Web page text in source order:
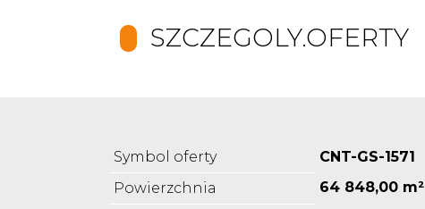
SZCZEGOLY.OFERTY
Symbol oferty
CNT-GS-1571
Powierzchnia
64 848,00 m²